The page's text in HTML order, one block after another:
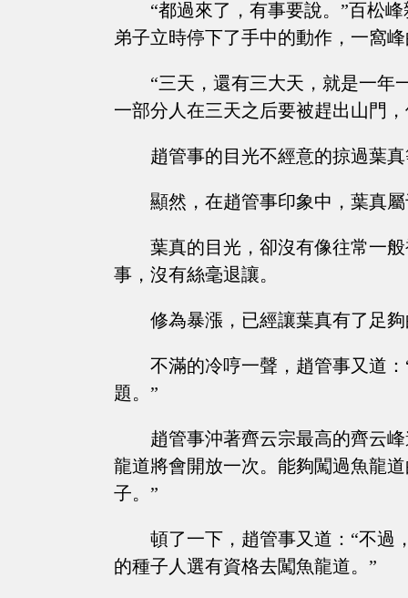
“都過來了，有事要說。”百松
弟子立時停下了手中的動作，一窩
“三天，還有三大天，就是一年
一部分人在三天之后要被趕出山門
趙管事的目光不經意的掠過葉
顯然，在趙管事印象中，葉真
葉真的目光，卻沒有像往常一
事，沒有絲毫退讓。
修為暴漲，已經讓葉真有了足
不滿的冷哼一聲，趙管事又道
題。”
趙管事沖著齊云宗最高的齊云
龍道將會開放一次。能夠闖過魚龍
子。”
頓了一下，趙管事又道：“不過
的種子人選有資格去闖魚龍道。”